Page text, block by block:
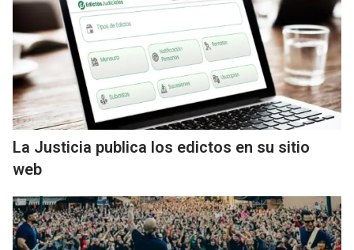
La Justicia publica los edictos en su sitio
web